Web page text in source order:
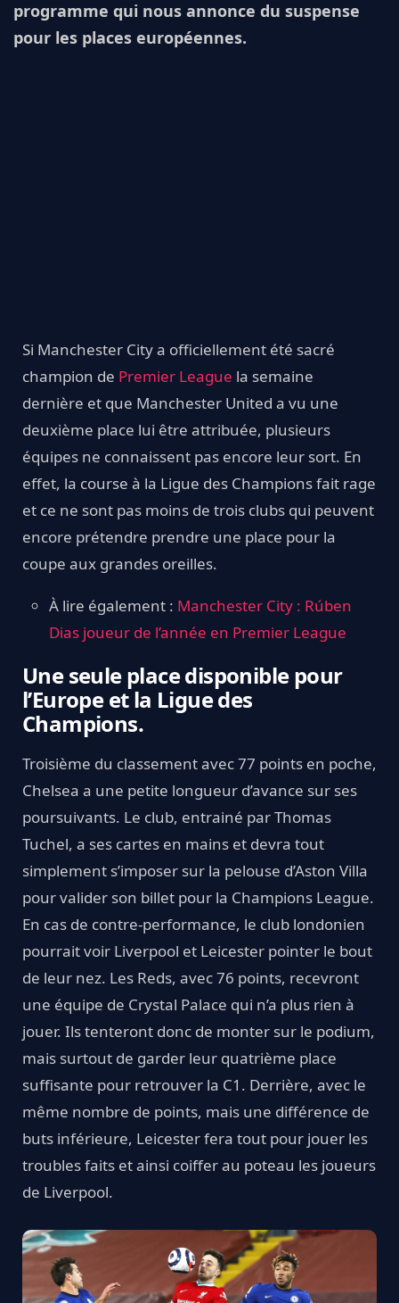
programme qui nous annonce du suspense
pour les places européennes.
Si Manchester City a officiellement été sacré
champion de Premier League la semaine
dernière et que Manchester United a vu une
deuxième place lui être attribuée, plusieurs
équipes ne connaissent pas encore leur sort. En
effet, la course à la Ligue des Champions fait rage
et ce ne sont pas moins de trois clubs qui peuvent
encore prétendre prendre une place pour la
coupe aux grandes oreilles.
À lire également : Manchester City : Rúben
Dias joueur de l’année en Premier League
Une seule place disponible pour
l’Europe et la Ligue des
Champions.
Troisième du classement avec 77 points en poche,
Chelsea a une petite longueur d’avance sur ses
poursuivants. Le club, entrainé par Thomas
Tuchel, a ses cartes en mains et devra tout
simplement s’imposer sur la pelouse d’Aston Villa
pour valider son billet pour la Champions League.
En cas de contre-performance, le club londonien
pourrait voir Liverpool et Leicester pointer le bout
de leur nez. Les Reds, avec 76 points, recevront
une équipe de Crystal Palace qui n’a plus rien à
jouer. Ils tenteront donc de monter sur le podium,
mais surtout de garder leur quatrième place
suffisante pour retrouver la C1. Derrière, avec le
même nombre de points, mais une différence de
buts inférieure, Leicester fera tout pour jouer les
troubles faits et ainsi coiffer au poteau les joueurs
de Liverpool.